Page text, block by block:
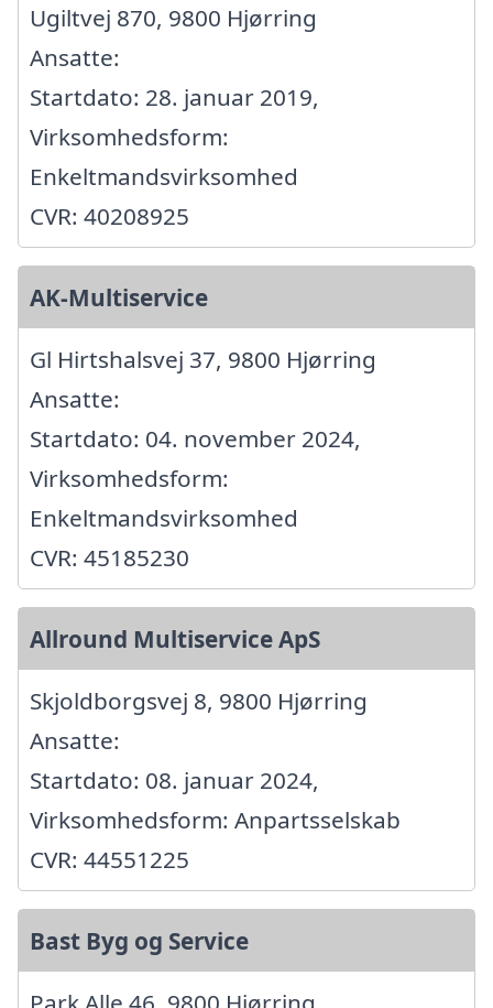
Ugiltvej 870, 9800 Hjørring
Ansatte:
Startdato: 28. januar 2019,
Virksomhedsform:
Enkeltmandsvirksomhed
CVR: 40208925
AK-Multiservice
Gl Hirtshalsvej 37, 9800 Hjørring
Ansatte:
Startdato: 04. november 2024,
Virksomhedsform:
Enkeltmandsvirksomhed
CVR: 45185230
Allround Multiservice ApS
Skjoldborgsvej 8, 9800 Hjørring
Ansatte:
Startdato: 08. januar 2024,
Virksomhedsform: Anpartsselskab
CVR: 44551225
Bast Byg og Service